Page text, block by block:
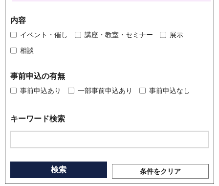
内容
イベント・催し 講座・教室・セミナー
展示
相談
事前申込の有無
事前申込あり 一部事前申込あり 事前申込なし
キーワード検索
条件をクリア